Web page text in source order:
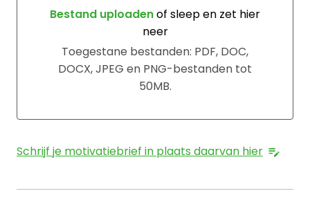
Bestand uploadenof sleep en zet hier
neer
Bestand uploaden of sleep en zet hier neer
Toegestane bestanden: PDF, DOC,
DOCX, JPEG en PNG-bestanden tot
50MB.
Schrijf je motivatiebrief in plaats daarvan hier